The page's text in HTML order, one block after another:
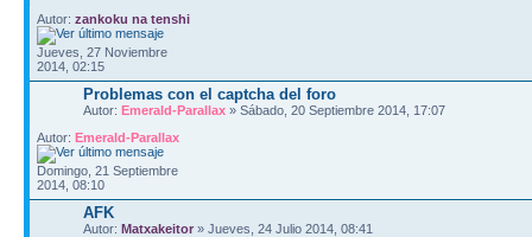
Autor: zankoku na tenshi
Jueves, 27 Noviembre
2014, 02:15
Problemas con el captcha del foro
Autor: Emerald-Parallax » Sábado, 20 Septiembre 2014, 17:07
Autor: Emerald-Parallax
Domingo, 21 Septiembre
2014, 08:10
AFK
Autor: Matxakeitor » Jueves, 24 Julio 2014, 08:41